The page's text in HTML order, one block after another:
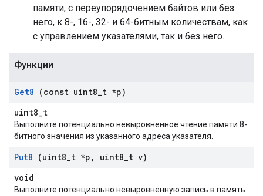
памяти, с переупорядочением байтов или без
него, к 8-, 16-, 32- и 64-битным количествам, как
с управлением указателями, так и без него.
Функции
Get8 (const uint8 t *p)
uint8_t
Выполните потенциально невыровненное чтение памяти 8-
битного значения из указанного адреса указателя.
Put8 (uint8 t *p , uint8 t v)
void
Выполните потенциально невыровненную запись в память